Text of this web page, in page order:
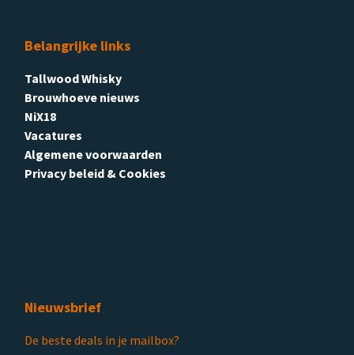
Belangrijke links
Tallwood Whisky
Brouwhoeve nieuws
NiX18
Vacatures
Algemene voorwaarden
Privacy beleid & Cookies
Nieuwsbrief
De beste deals in je mailbox?